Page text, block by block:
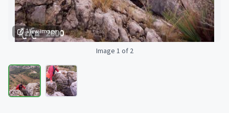
View image
Image 1 of 2